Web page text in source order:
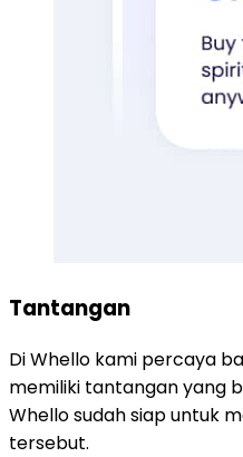
Tantangan
Di Whello kami percaya
memiliki tantangan yang
Whello sudah siap untuk
tersebut.